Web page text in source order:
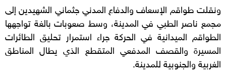
ونقلت طواقم الإسعاف والدفاع المدني جثماني الشهيدين إلى
مجمع ناصر الطبي في المدينة، وسط صعوبات بالغة تواجهها
الطواقم الميدانية في الحركة جراء استمرار تحليق الطائرات
المسيرة والقصف المدفعي المتقطع الذي يطال المناطق
الغربية والجنوبية للمدينة.